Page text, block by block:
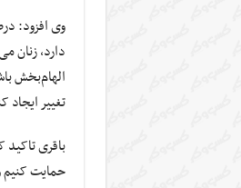
وی افزود:
دارد، زنان
الهام‌بخش
تغییر ایجاد
باقری
حمایت کنیم